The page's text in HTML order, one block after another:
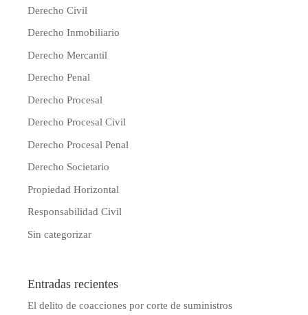
Derecho Civil
Derecho Inmobiliario
Derecho Mercantil
Derecho Penal
Derecho Procesal
Derecho Procesal Civil
Derecho Procesal Penal
Derecho Societario
Propiedad Horizontal
Responsabilidad Civil
Sin categorizar
Entradas recientes
El delito de coacciones por corte de suministros